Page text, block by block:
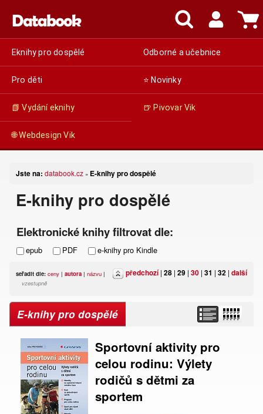
Eknihy pro dospělé Odborné a učebnice
Pro děti ⭐ Novinky
📗 Vydání eknihy 🍺 Pivovar Vik
🌐 Webdesign Vik
Jste na: databook.cz » E-knihy pro dospělé
E-knihy pro dospělé
Elektronické knihy filtrovat dle:
epub PDF e-knihy pro Kindle
předchozí| 28 | 29 | 30 | 31 | 32 | další
seřadit dle: ceny | autora | názvu |
vzestupně
E-knihy pro dospělé
Sportovní aktivity pro
celou rodinu: Výlety
rodičů s dětmi za
sportem